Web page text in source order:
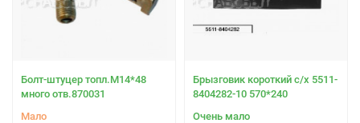
Болт-штуцер топл.М14*48
много отв.870031
Мало
Брызговик короткий с/х 5511-
8404282-10 570*240
Очень мало